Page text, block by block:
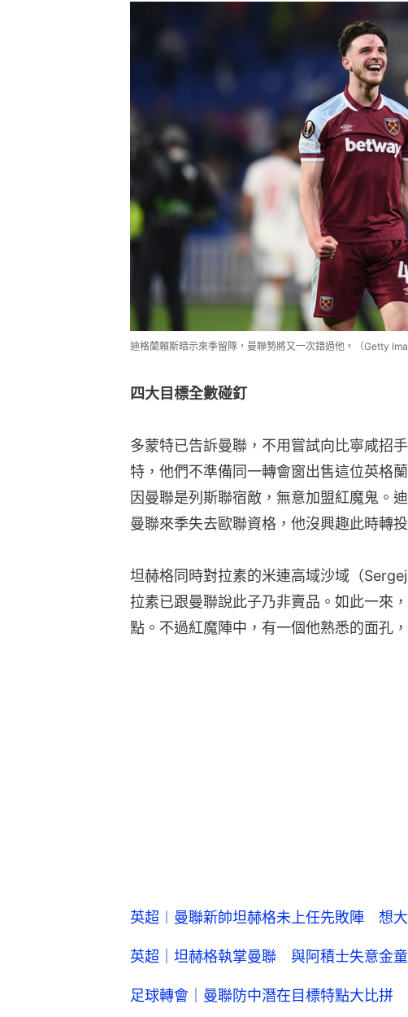
迪格蘭賴斯暗示來季留隊，曼聯勢將又一次錯過他。（Getty
四大目標全數碰釘
多蒙特已告訴曼聯，不用嘗試向比寧咸招
特，他們不準備同一轉會窗出售這位英格
因曼聯是列斯聯宿敵，無意加盟紅魔鬼。
曼聯來季失去歐聯資格，他沒興趣此時轉投
坦赫格同時對拉素的米連高域沙域（
拉素已跟曼聯說此子乃非賣品。如此一來
點。不過紅魔陣中，有一個他熟悉的面孔
英超︱曼聯新帥坦赫格未上任先敗陣 想
英超｜坦赫格執掌曼聯 與阿積士失意金
足球轉會｜曼聯防中潛在目標特點大比拼